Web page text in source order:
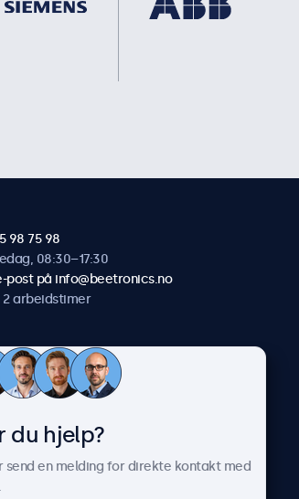
98 75 98
08:30–17:30
post på info@beetronics.no
2 arbeidstimer
Om Beetronics
Nyheter & oppdateringer
du hjelp?
send en melding for direkte kontakt med